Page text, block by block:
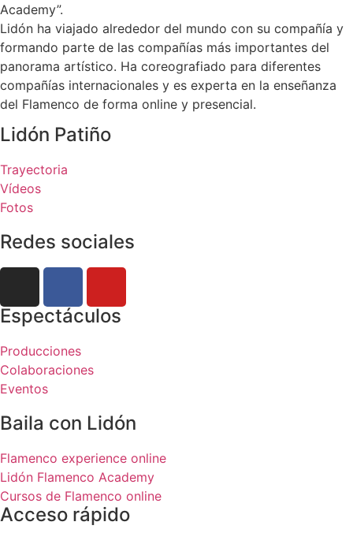
Academy”.
Lidón ha viajado alrededor del mundo con su compañía y
formando parte de las compañías más importantes del
panorama artístico. Ha coreografiado para diferentes
compañías internacionales y es experta en la enseñanza
del Flamenco de forma online y presencial.
Lidón Patiño
Trayectoria
Vídeos
Fotos
Redes sociales
Espectáculos
Producciones
Colaboraciones
Eventos
Baila con Lidón
Flamenco experience online
Lidón Flamenco Academy
Cursos de Flamenco online
Acceso rápido